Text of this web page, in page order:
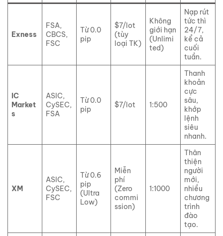
Exness
FSA,
CBCS,
FSC
Từ 0.0
pip
$7/lot
(tùy
loại TK)
Không
giới hạn
(Unlimi
ted)
Nạp rút
tức thì
24/7,
kể cả
cuối
tuần.
IC
Market
s
ASIC,
CySEC,
FSA
Từ 0.0
pip
$7/lot 1:500
Thanh
khoản
cực
sâu,
khớp
lệnh
siêu
nhanh.
XM
ASIC,
CySEC,
FSC
Từ 0.6
pip
(Ultra
Low)
Miễn
phí
(Zero
commi
ssion)
1:1000
Thân
thiện
người
mới,
nhiều
chương
trình
đào
tạo.